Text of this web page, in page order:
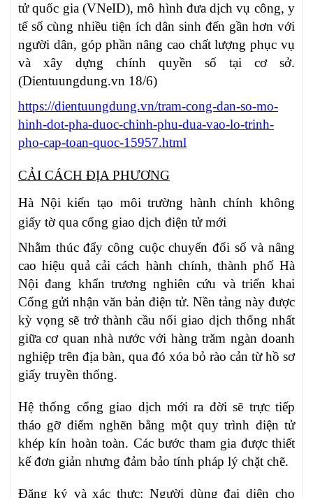
tử quốc gia (VNeID), mô hình đưa dịch vụ công, y
tế số cùng nhiều tiện ích dân sinh đến gần hơn với
người dân, góp phần nâng cao chất lượng phục vụ
và xây dựng chính quyền số tại cơ sở.
(Dientuungdung.vn 18/6)
https://dientuungdung.vn/tram-cong-dan-so-mo-
hinh-dot-pha-duoc-chinh-phu-dua-vao-lo-trinh-
pho-cap-toan-quoc-15957.html
CẢI CÁCH ĐỊA PHƯƠNG
Hà Nội kiến tạo môi trường hành chính không
giấy tờ qua cổng giao dịch điện tử mới
Nhằm thúc đẩy công cuộc chuyển đổi số và nâng
cao hiệu quả cải cách hành chính, thành phố Hà
Nội đang khẩn trương nghiên cứu và triển khai
Cổng gửi nhận văn bản điện tử. Nền tảng này được
kỳ vọng sẽ trở thành cầu nối giao dịch thống nhất
giữa cơ quan nhà nước với hàng trăm ngàn doanh
nghiệp trên địa bàn, qua đó xóa bỏ rào cản từ hồ sơ
giấy truyền thống.
Hệ thống cổng giao dịch mới ra đời sẽ trực tiếp
tháo gỡ điểm nghẽn bằng một quy trình điện tử
khép kín hoàn toàn. Các bước tham gia được thiết
kế đơn giản nhưng đảm bảo tính pháp lý chặt chẽ.
Đăng ký và xác thực: Người dùng đại diện cho